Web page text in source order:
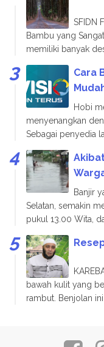
SFIDN
Bambu yang
memiliki banyak
Cara
Hobi
menyenangkan
Sebagai penyedia
Banjir
Selatan, semakin
pukul 13.00 Wita,
bawah kulit yang
rambut. Benjolan ini